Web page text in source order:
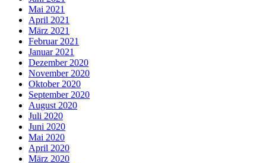
Mai 2021
April 2021
März 2021
Februar 2021
Januar 2021
Dezember 2020
November 2020
Oktober 2020
September 2020
August 2020
Juli 2020
Juni 2020
Mai 2020
April 2020
März 2020